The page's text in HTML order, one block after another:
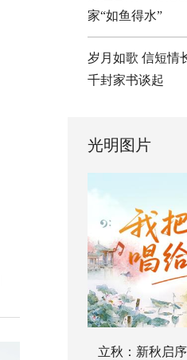
家“如鱼得水”
岁月如歌 信短
千封家书谈起
光明图片
立秋：新秋启